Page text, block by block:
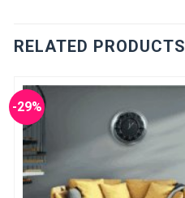
RELATED PRODUCTS
-29%